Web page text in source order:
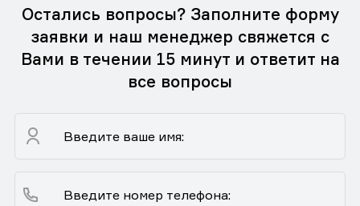
Остались вопросы? Заполните форму
заявки и наш менеджер свяжется с
Вами в течении 15 минут и ответит на
все вопросы